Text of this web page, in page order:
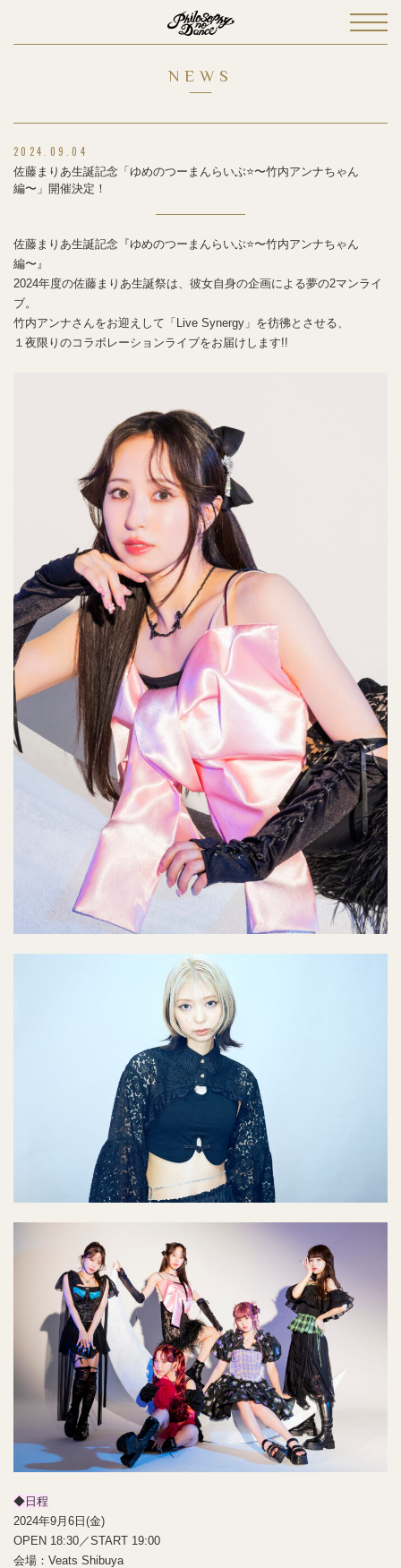
NEWS
2024.09.04
佐藤まりあ生誕記念「ゆめのつーまんらいぶ⭐〜竹内アンナちゃん
編〜」開催決定！
佐藤まりあ生誕記念『ゆめのつーまんらいぶ⭐〜竹内アンナちゃん
編〜』
2024年度の佐藤まりあ生誕祭は、彼女自身の企画による夢の2マンライ
ブ。
竹内アンナさんをお迎えして「Live Synergy」を彷彿とさせる、
１夜限りのコラボレーションライブをお届けします!!
◆日程
2024年9月6日(金)
OPEN 18:30／START 19:00
会場：Veats Shibuya